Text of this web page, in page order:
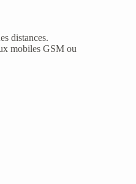
distances.
mobiles GSM ou